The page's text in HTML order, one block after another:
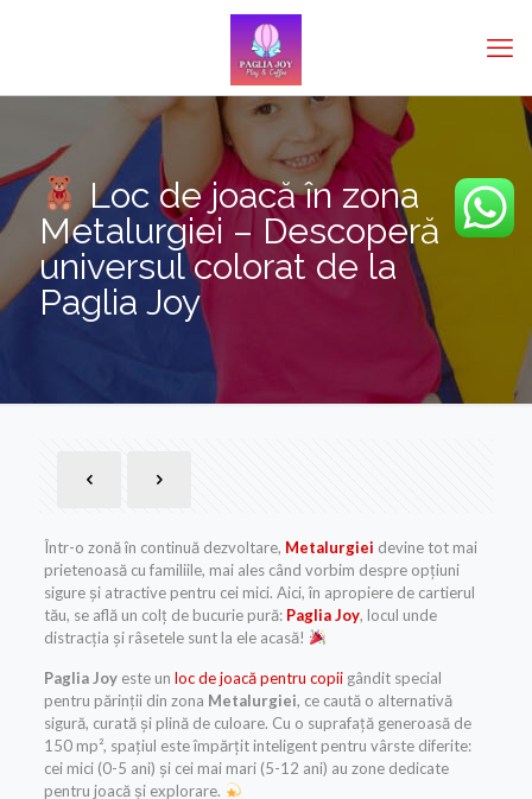
Loc de joacă în zona
Metalurgiei – Descoperă
universul colorat de la
Paglia Joy
Într-o zonă în continuă dezvoltare, Metalurgiei devine tot mai
prietenoasă cu familiile, mai ales când vorbim despre opțiuni
sigure și atractive pentru cei mici. Aici, în apropiere de cartierul
tău, se află un colț de bucurie pură: Paglia Joy, locul unde
distracția și râsetele sunt la ele acasă!
Paglia Joyeste un loc de joacă pentru copiigândit special
pentru părinții din zona Metalurgiei, ce caută o alternativă
sigură, curată și plină de culoare. Cu o suprafață generoasă de
150 mp², spațiul este împărțit inteligent pentru vârste diferite:
cei mici (0-5 ani) și cei mai mari (5-12 ani) au zone dedicate
pentru joacă și explorare.